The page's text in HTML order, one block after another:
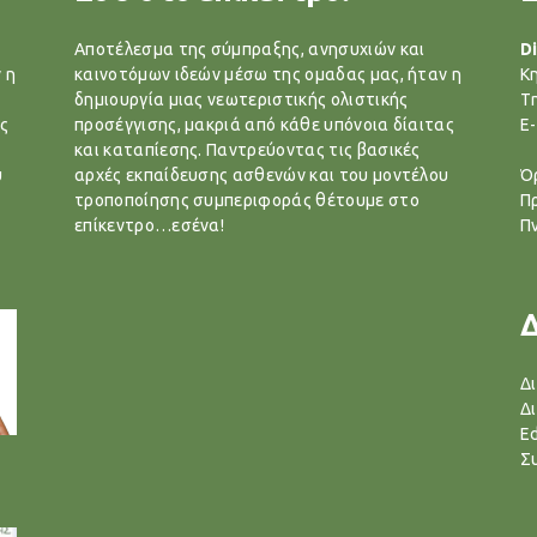
η
Αποτέλεσμα της σύμπραξης, ανησυχιών και
καινοτόμων ιδεών μέσω της ομαδας μας, ήταν η
δημιουργία μιας νεωτεριστικής ολιστικής
προσέγγισης, μακριά από κάθε υπόνοια δίαιτας
και καταπίεσης. Παντρεύοντας τις βασικές
αρχές εκπαίδευσης ασθενών και του μοντέλου
τροποποίησης συμπεριφοράς θέτουμε στο
επίκεντρο…εσένα!